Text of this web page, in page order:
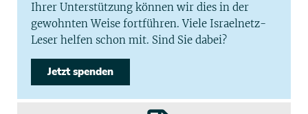
Ihrer Unterstützung können wir dies in der
gewohnten Weise fortführen. Viele Israelnetz-
Leser helfen schon mit. Sind Sie dabei?
Jetzt spenden